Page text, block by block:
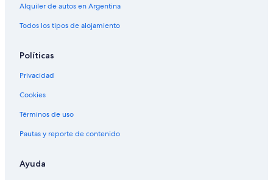
Alquiler de autos en Argentina
Todos los tipos de alojamiento
Políticas
Privacidad
Cookies
Términos de uso
Pautas y reporte de contenido
Ayuda